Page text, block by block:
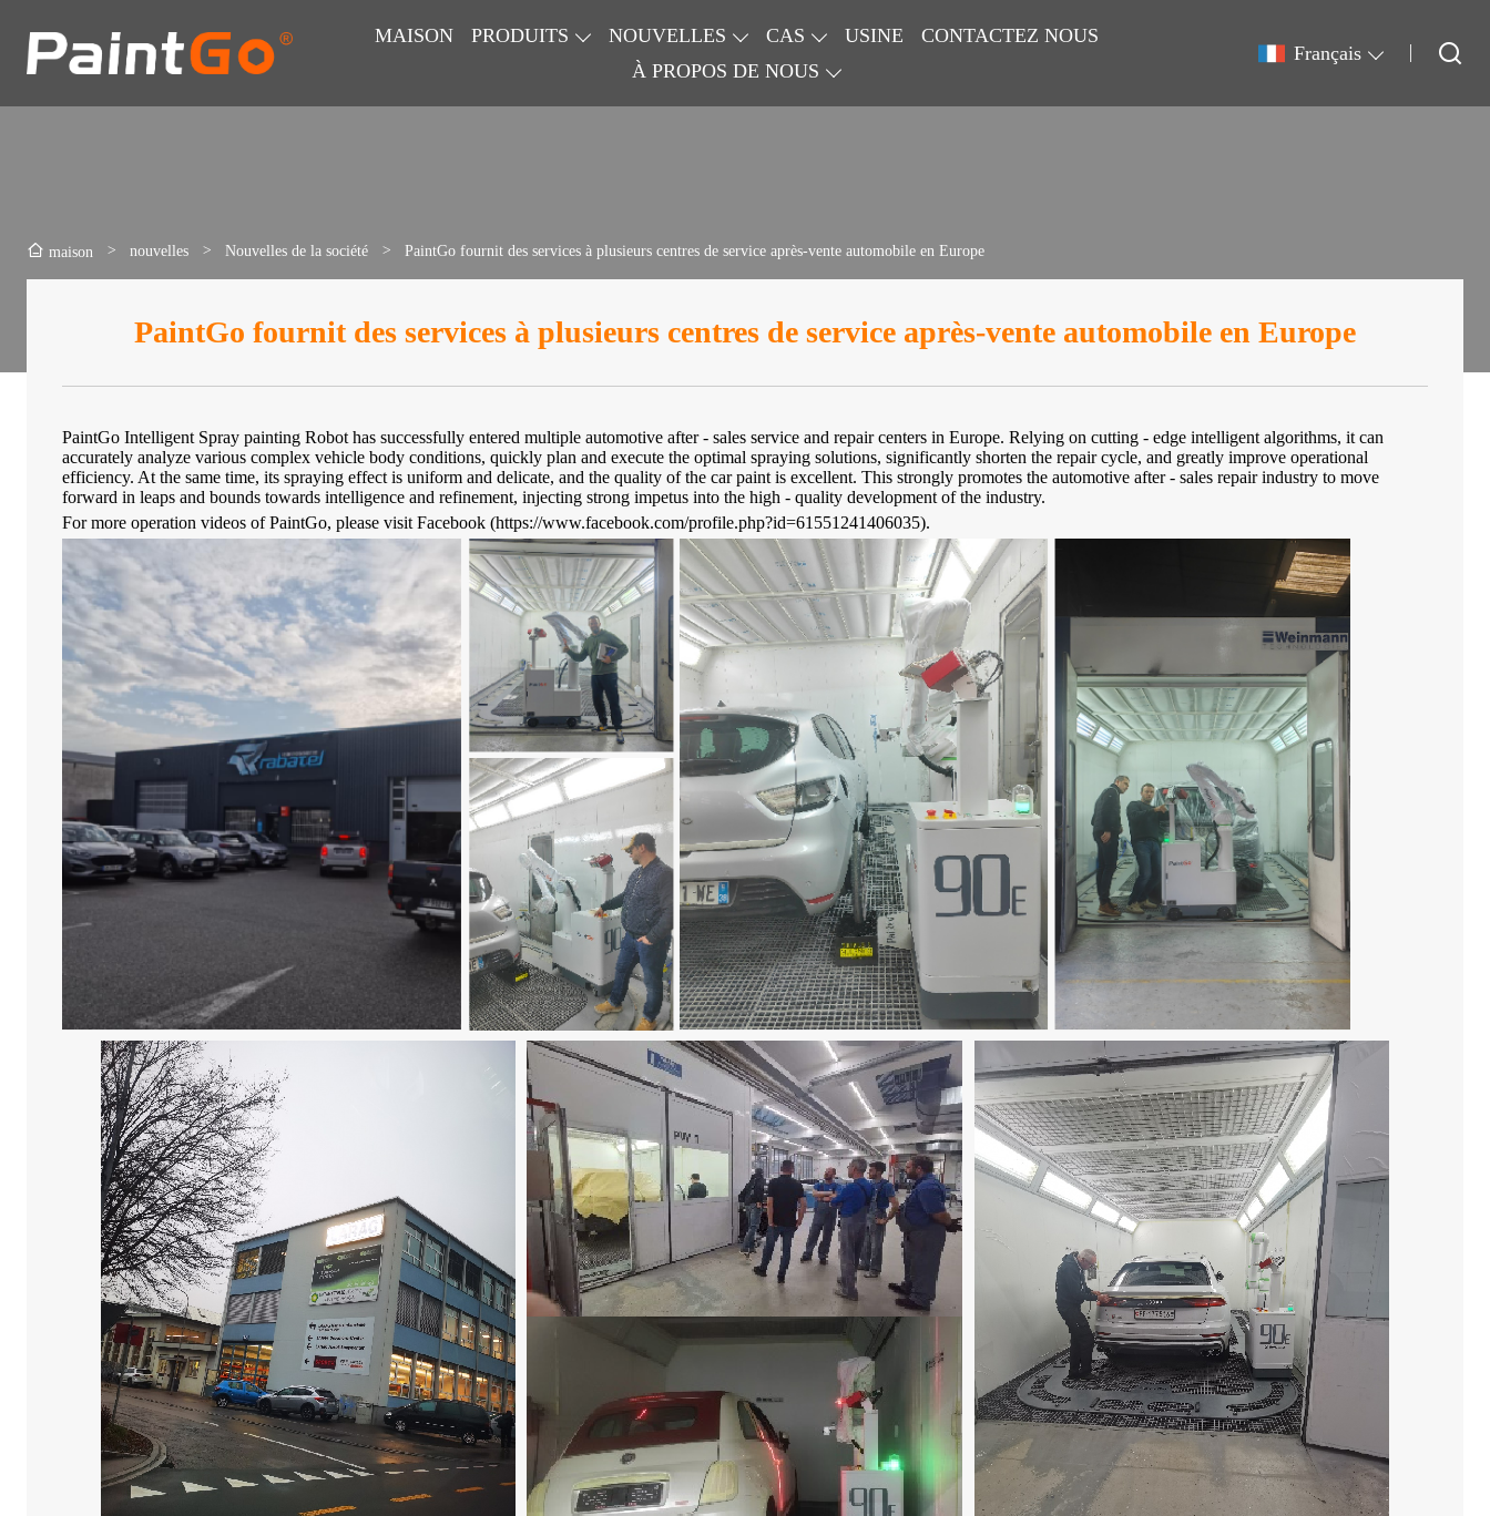
MAISON PRODUITS NOUVELLES CAS USINE
CONTACTEZ NOUS
À PROPOS DE NOUS
Français
maison > nouvelles > Nouvelles de la société > PaintGo fournit des services à plusieurs centres de service après-vente automobile en Europe
PaintGo fournit des services à plusieurs centres de service après-vente automobile en Europe
PaintGo Intelligent Spray painting Robot has successfully entered multiple automotive after - sales service and repair centers in Europe. Relying on cutting - edge intelligent algorithms, it can
accurately analyze various complex vehicle body conditions, quickly plan and execute the optimal spraying solutions, significantly shorten the repair cycle, and greatly improve operational
efficiency. At the same time, its spraying effect is uniform and delicate, and the quality of the car paint is excellent. This strongly promotes the automotive after - sales repair industry to move
forward in leaps and bounds towards intelligence and refinement, injecting strong impetus into the high - quality development of the industry.
For more operation videos of PaintGo, please visit Facebook (https://www.facebook.com/profile.php?id=61551241406035).